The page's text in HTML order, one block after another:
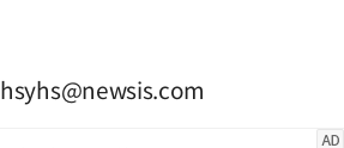
hsyhs@newsis.com